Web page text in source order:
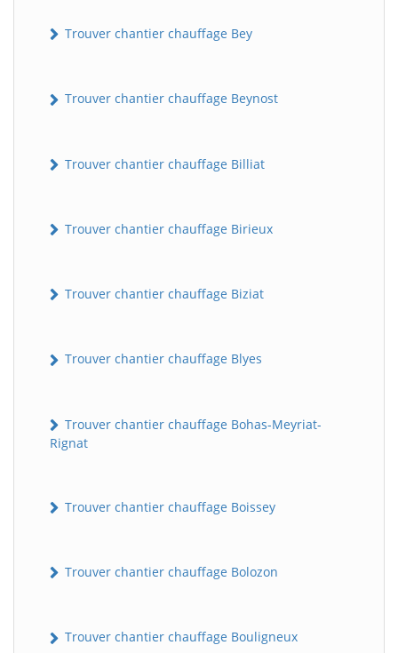
Trouver chantier chauffage Bey
Trouver chantier chauffage Beynost
Trouver chantier chauffage Billiat
Trouver chantier chauffage Birieux
Trouver chantier chauffage Biziat
Trouver chantier chauffage Blyes
Trouver chantier chauffage Bohas-Meyriat-
Rignat
Trouver chantier chauffage Boissey
Trouver chantier chauffage Bolozon
Trouver chantier chauffage Bouligneux